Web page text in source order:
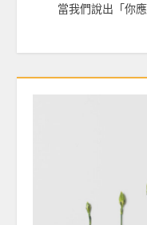
當我們說出「你